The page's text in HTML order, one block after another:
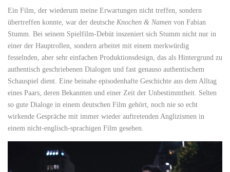
Ein Film, der wiederum meine Erwartungen nicht treffen, sondern
übertreffen konnte, war der deutsche Knochen & Namen von Fabian
Stumm. Bei seinem Spielfilm-Debüt inszeniert sich Stumm nicht nur in
einer der Hauptrollen, sondern arbeitet mit einem merkwürdig
fesselnden, aber sehr einfachen Produktionsdesign, das als Hintergrund zu
authentisch geschriebenen Dialogen und fast genauso authentischem
Schauspiel dient. Eine beinahe episodenhafte Geschichte aus dem Alltag
eines Paars, deren Bekannten und einer Zeit der Unbestimmtheit. Selten
so gute Dialoge in einem deutschen Film gehört, noch nie so echt
wirkende Gespräche mit immer wieder auftretenden Anglizismen in
einem nicht-englisch-sprachigen Film gesehen.